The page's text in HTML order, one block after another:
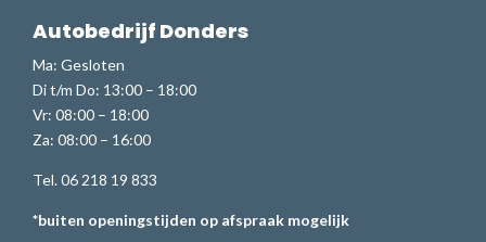
Autobedrijf Donders
Ma: Gesloten
Di t/m Do: 13:00 – 18:00
Vr: 08:00 – 18:00
Za: 08:00 – 16:00
Tel. 06 218 19 833
*buiten openingstijden op afspraak mogelijk